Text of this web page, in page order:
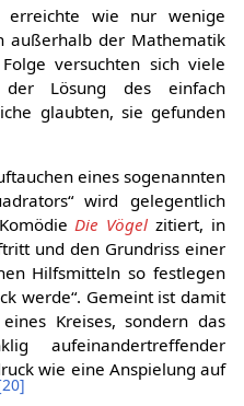
erreichte wie nur wenige
außerhalb der Mathematik
versuchten sich viele
Lösung des einfach
glaubten, sie gefunden
eines sogenannten
wird gelegentlich
Die Vögel zitiert, in
und den Grundriss einer
Hilfsmitteln so festlegen
werde“. Gemeint ist damit
Kreises, sondern das
aufeinandertreffender
wie eine Anspielung auf
20]